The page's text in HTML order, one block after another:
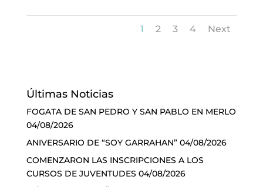
1 2 3 4 Next
Últimas Noticias
FOGATA DE SAN PEDRO Y SAN PABLO EN MERLO
04/08/2026
ANIVERSARIO DE “SOY GARRAHAN” 04/08/2026
COMENZARON LAS INSCRIPCIONES A LOS
CURSOS DE JUVENTUDES 04/08/2026